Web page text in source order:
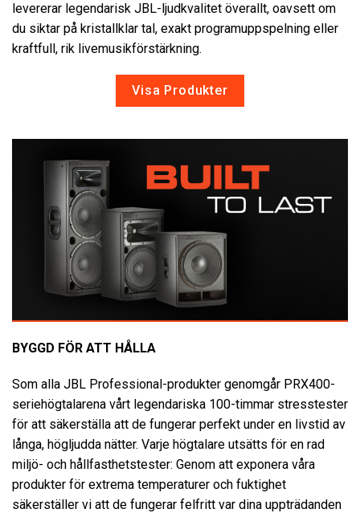
levererar legendarisk JBL-ljudkvalitet överallt, oavsett om
du siktar på kristallklar tal, exakt programuppspelning eller
kraftfull, rik livemusikförstärkning.
Visa Produkter
BYGGD FÖR ATT HÅLLA
Som alla JBL Professional-produkter genomgår PRX400-
seriehögtalarena vårt legendariska 100-timmar stresstester
för att säkerställa att de fungerar perfekt under en livstid av
långa, högljudda nätter. Varje högtalare utsätts för en rad
miljö- och hållfasthetstester: Genom att exponera våra
produkter för extrema temperaturer och fuktighet
säkerställer vi att de fungerar felfritt var dina uppträdanden